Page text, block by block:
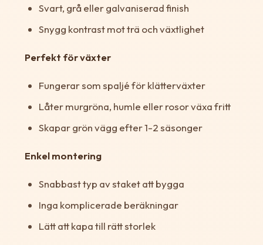
Svart, grå eller galvaniserad finish
Snygg kontrast mot trä och växtlighet
Perfekt för växter
Fungerar som spaljé för klätterväxter
Låter murgröna, humle eller rosor växa fritt
Skapar grön vägg efter 1-2 säsonger
Enkel montering
Snabbast typ av staket att bygga
Inga komplicerade beräkningar
Lätt att kapa till rätt storlek